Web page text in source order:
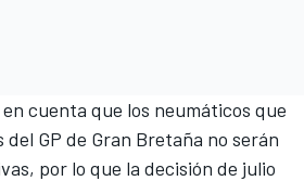
cuenta que los neumáticos que
GP de Gran Bretaña no serán
por lo que la decisión de julio